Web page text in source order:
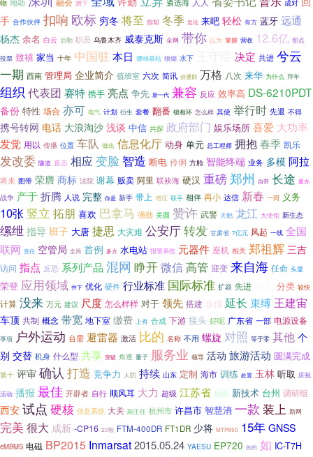
物
蹭下 成对
手 合作伙伴 扣响 欧标 穷冬 将至 你却 冬季 岂论 来吧 轻松 有方 蓝牙 远通
杨杰 余名 白云 后勤 职员 乌鲁木齐 威泰克斯 全网 带你 以为 掌握 营收 12.6亿 那点
投票 致禧 家当 十年 中国驻 本日 挪动基站 狼烟 水下 决定 共进 兮云
一期 西南 管理局 企业简介 值班室 六次 简讯 信通部 万格 八次 来华 为什么 拜年
组织 代表团 赛特 携手 亮点 争先 新一代 兼容 反应 效率高 DS-6210PDT
备份 特性 场合 亦可 电气 计划 衍生 套餐 翻番 锁相环 怎么样 其使 举行时 先退 不得
携号转网 电话 大浪淘沙 浅谈 中信 共探 政府部门 娱乐场所 喜爱 大功率
发觉 用以 传播 位置 车队 做出 信息化厅 动身 单元 总工程师 拥抱春季 凯乐
发改委 隧道 直击 相应变脸 智造 断电 伶俐 方舱 智能终端 业务 多模 阿拉
将来 图带 荣膺 商标 法院 谢幕 贩卖 阿里 联袂海 硬汉 重磅郑州 自带 长途 重办
战争 产于折腾 人说 完整 你是 新手 带上 增压 联手 相伴 再小 达信 新春 一同 义务
10张 竖立 拓朋 喜欢 巴拿马 强劲 美圆 赞许 武警 天鹅 龙江 大使馆 新生态
缧绁 指导 班子 大唐 捷思 大灾难 公安厅转发 甘肃省 7亿元 风起 一线 全国
联网 责任 空管局 全局 首例 多方 水电站 报警系统 元器件 座机 相关 郑祖辉 三吉
访问 指点 反恐 系列产品 混网 睁开微信高管 迎变 来自海 任命 头显
荣登 应用领域 井下 优化 硬件 行业标准 国际标准 扩容 先进 分类 较快
计算 没来 万元 建议 尺度 怎么样样 对于 领先 搭建 步伐 延长 束缚王建宙
车顶 共制 概念 带宽 地下室 缴费 上有 合成 下游 接头 好呢 广东省 一部 电源设备
事项 户外运动 台需 避雷器 激活 比的 名称 不用 螺旋 对照 等于零 其他 个
别 交替 机身 什么型 共享 突破 角逐 量子 服务业 领导 活动 旅游活动 圆满完成
第十 评审 确认 打造 竞争力 人防 持续 山东 定制 海市 训练 处置 玉林 听取 庆祝
活动 播报 最佳 开辟者 自行 顺风耳 大力 超级 江苏省 场面 新技术 台州 调研组
西安试点 硬核 信息系统 大关 副主任 杭州市 许昌市 智慧消 一款 装上 新网
完美 很大 成新 -CP16 20颗 FTM-400DR FT1DR 少将 MTP850 15年 GNSS
eMBMS 电磁 BP2015 Inmarsat2015.05.24 YAESU EP720 的的 如 IC-T7H